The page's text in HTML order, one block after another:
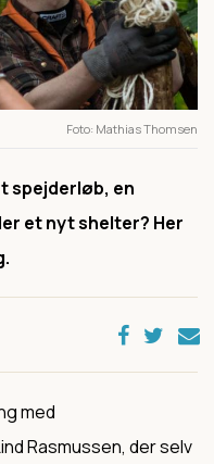
Foto Mathias Thomsen
spejderløb, en
et nyt shelter? Her
med
Rasmussen, der selv